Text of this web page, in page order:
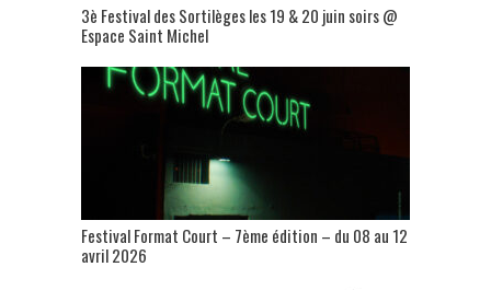
3è Festival des Sortilèges les 19 & 20 juin soirs @
Espace Saint Michel
Festival Format Court – 7ème édition – du 08 au 12
avril 2026